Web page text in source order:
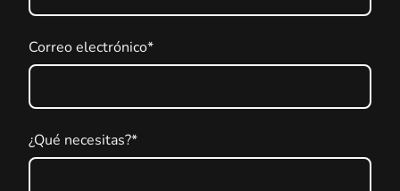
Correo electrónico*
¿Qué necesitas?*